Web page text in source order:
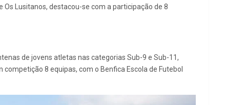
Os Lusitanos, destacou-se com a participação de 8
de jovens atletas nas categorias Sub-9 e Sub-11,
8 equipas, com o Benfica Escola de Futebol